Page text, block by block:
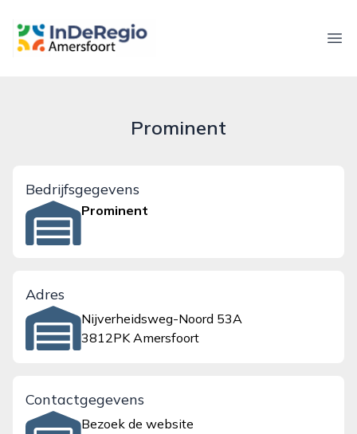
inderegioamersfoort.nl
Prominent
Bedrijfsgegevens
Prominent
Adres
Nijverheidsweg-Noord 53A
3812PK Amersfoort
Contactgegevens
Bezoek de website